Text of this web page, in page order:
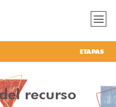
ETAPAS
recurso